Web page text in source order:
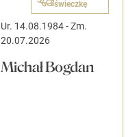
świeczkę
Ur. 14.08.1984-Zm.
20.07.2026
Michał Bogdan